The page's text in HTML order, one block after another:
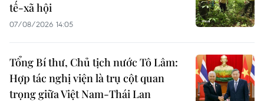
tế-xã hội
07/08/2026 14:05
Tổng Bí thư, Chủ tịch nước Tô Lâm:
Hợp tác nghị viện là trụ cột quan
trọng giữa Việt Nam-Thái Lan